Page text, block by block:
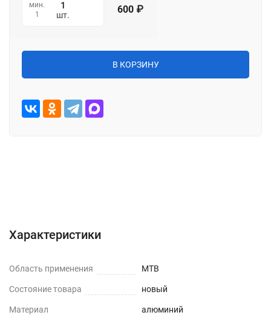
мин.
1
шт. 600 ₽
В КОРЗИНУ
Характеристики
Область применения MTB
Состояние товара новый
Материал алюминий